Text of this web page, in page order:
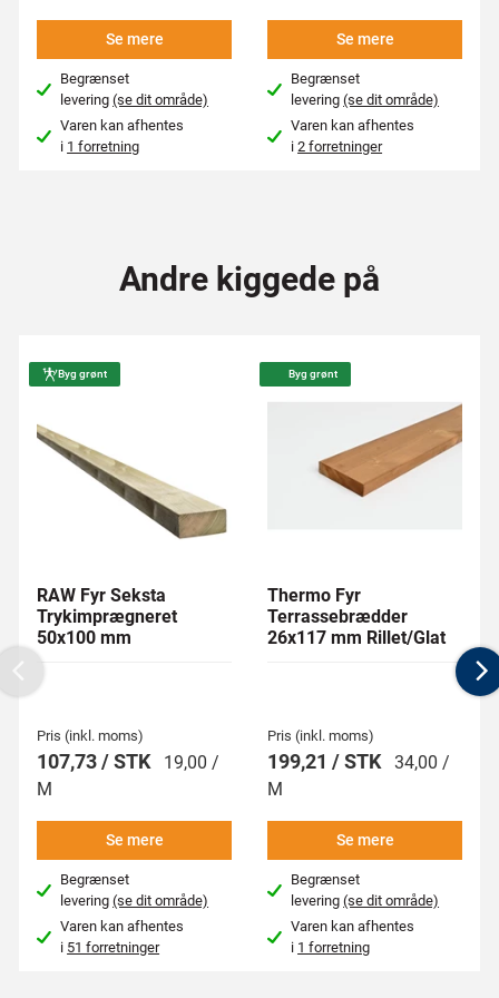
Se mere
Begrænset
levering(se dit område)
Varen kan afhentes
i 1 forretning
Se mere
Begrænset
levering(se dit område)
Varen kan afhentes
i2 forretninger
Andre kiggede på
Byg grønt
RAW Fyr Seksta
Trykimprægneret
50x100 mm
Pris (inkl. moms)
107,73 / STK
19,00 /
M
Se mere
Begrænset
levering(se dit område)
Varen kan afhentes
i 51 forretninger
Byg grønt
Thermo Fyr
Terrassebrædder
26x117 mm Rillet/Glat
Pris (inkl. moms)
199,21 / STK 34,00 /
M
Se mere
Begrænset
levering(se dit område)
Varen kan afhentes
i 1 forretning
Previous